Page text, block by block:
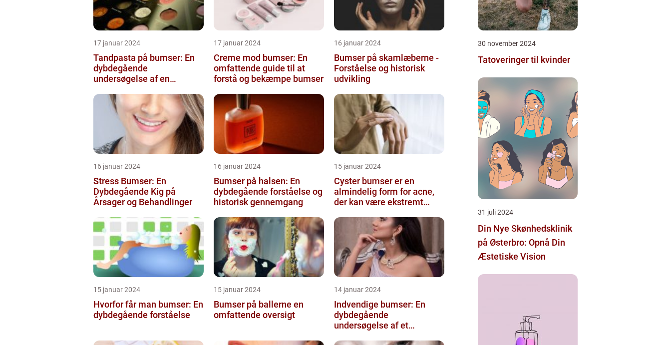
17 januar 2024
Tandpasta på bumser: En
dybdegående
undersøgelse af en
skønhedsanbefaling
17 januar 2024
Creme mod bumser: En
omfattende guide til at
forstå og bekæmpe bumser
16 januar 2024
Bumser på skamlæberne -
Forståelse og historisk
udvikling
16 januar 2024
Stress Bumser: En
Dybdegående Kig på
Årsager og Behandlinger
16 januar 2024
Bumser på halsen: En
dybdegående forståelse og
historisk gennemgang
15 januar 2024
Cyster bumser er en
almindelig form for acne,
der kan være ekstremt
for d...
15 januar 2024
Hvorfor får man bumser: En
dybdegående forståelse
15 januar 2024
Bumser på ballerne en
omfattende oversigt
14 januar 2024
Indvendige bumser: En
dybdegående
undersøgelse af et
30 november 2024
Tatoveringer til kvinder
31 juli 2024
Din Nye Skønhedsklinik
på Østerbro: Opnå Din
Æstetiske Vision